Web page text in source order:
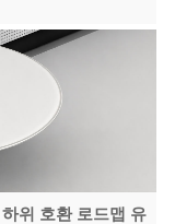
위 호환 로드맵 유